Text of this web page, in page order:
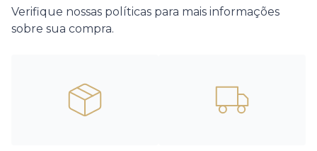
Verifique nossas políticas para mais informações
sobre sua compra.